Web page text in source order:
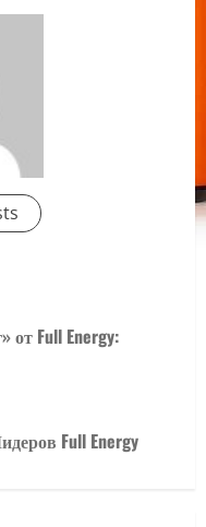
Full Energy:
Full Energy